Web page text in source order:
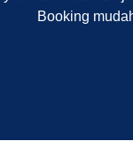
Booking